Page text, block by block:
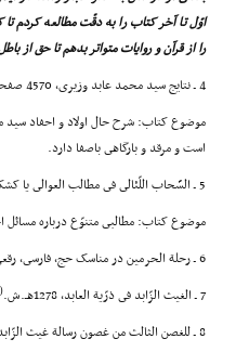
اوّل تا آخر کتاب را به دقّت مطالعه کردم
را از قرآن و روایات متواتر بدهم تا حق از
4 ـ نتایج سید محمد عابد وزیرى، 4570 صفحه، چاپ تهران، 1378 هـ .ق.
موضوع کتاب: شرح حال اولاد و احفاد سید
است و مرقد و بارگاهى باصفا دارد.
5 ـ السَّحاب اللّئالى فى مطالب العوالى یا کشکول، رقعى، 296 صفحه چاپ شیراز، 1289هـ .ش.
موضوع کتاب: مطالبى متنوّع درباره
6 ـ رحلة الحرمین در مناسک حج، فارسى، رقعى، 222 صفحه، چاپ بمبئى 1307هـ.ش.
7 ـ الغیث الزّابد فى ذرّیة العابد، 1278هـ.ش. (
8 ـ للغصن الثالث من غصون رسالة غیث الزّابد، رقعى، 37 صفحه، مطبعة المظفرى، بوشهر، 1326 هـ .ق.